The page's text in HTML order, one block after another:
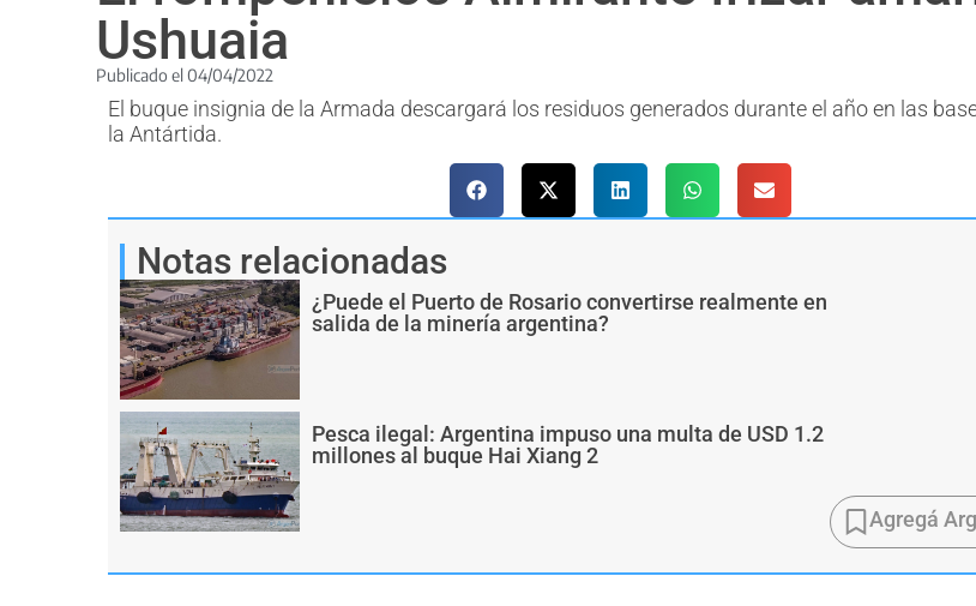
Ushuaia
Publicado el 04/04/2022
El buque insignia de la Armada descargará los residuos generados durante el año en las
la Antártida.
Notas relacionadas
¿Puede el Puerto de Rosario convertirse realmente en
salida de la minería argentina?
Pesca ilegal: Argentina impuso una multa de USD 1.2
millones al buque Hai Xiang 2
Agregá